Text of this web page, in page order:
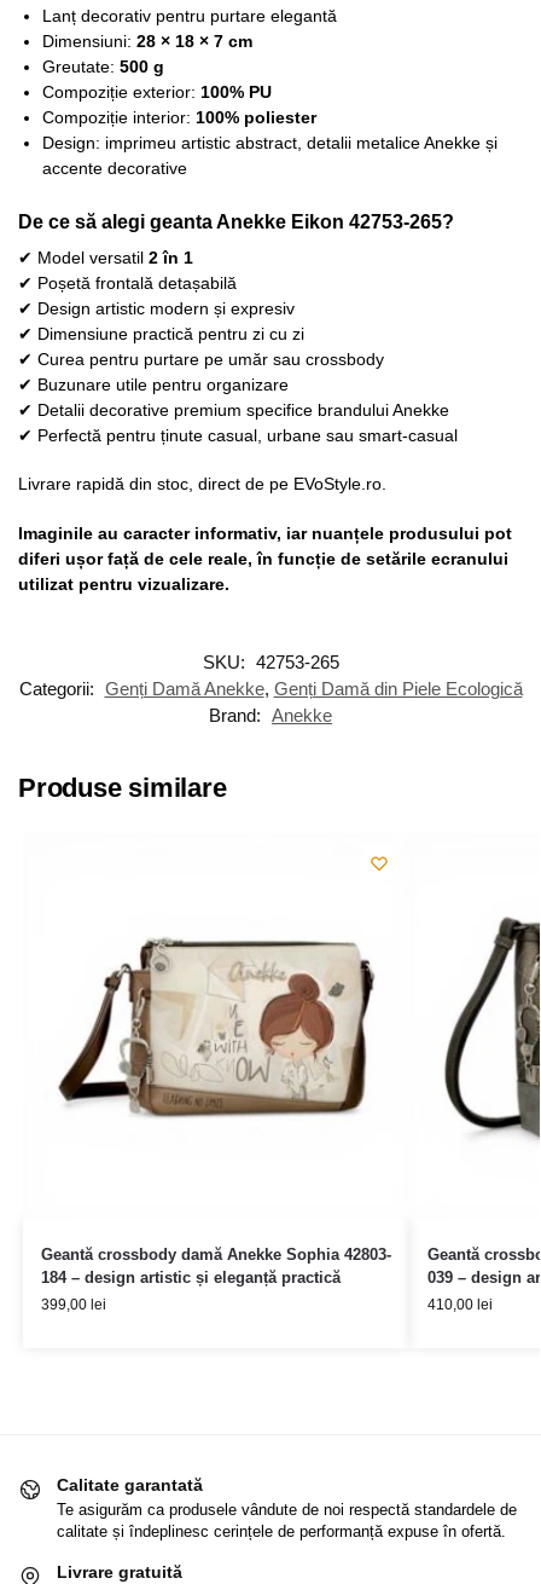
Lanț decorativ pentru purtare elegantă
Dimensiuni: 28 × 18 × 7 cm
Greutate: 500 g
Compoziție exterior: 100% PU
Compoziție interior: 100% poliester
Design: imprimeu artistic abstract, detalii metalice Anekke și
accente decorative
De ce să alegi geanta Anekke Eikon 42753-265?
✔ Model versatil 2 în 1
✔ Poșetă frontală detașabilă
✔ Design artistic modern și expresiv
✔ Dimensiune practică pentru zi cu zi
✔ Curea pentru purtare pe umăr sau crossbody
✔ Buzunare utile pentru organizare
✔ Detalii decorative premium specifice brandului Anekke
✔ Perfectă pentru ținute casual, urbane sau smart-casual
Livrare rapidă din stoc, direct de pe EVoStyle.ro.
Imaginile au caracter informativ, iar nuanțele produsului pot
diferi ușor față de cele reale, în funcție de setările ecranului
utilizat pentru vizualizare.
SKU: 42753-265
Categorii: Genți Damă Anekke, Genți Damă din Piele Ecologică
Brand: Anekke
Produse similare
Geantă crossbody damă Anekke Sophia 42803-
184 – design artistic și eleganță practică
399,00 lei
Geantă
039 – design
410,00 lei
Calitate garantată
Te asigurăm ca produsele vândute de noi respectă standardele de
calitate și îndeplinesc cerințele de performanță expuse în ofertă.
Livrare gratuită